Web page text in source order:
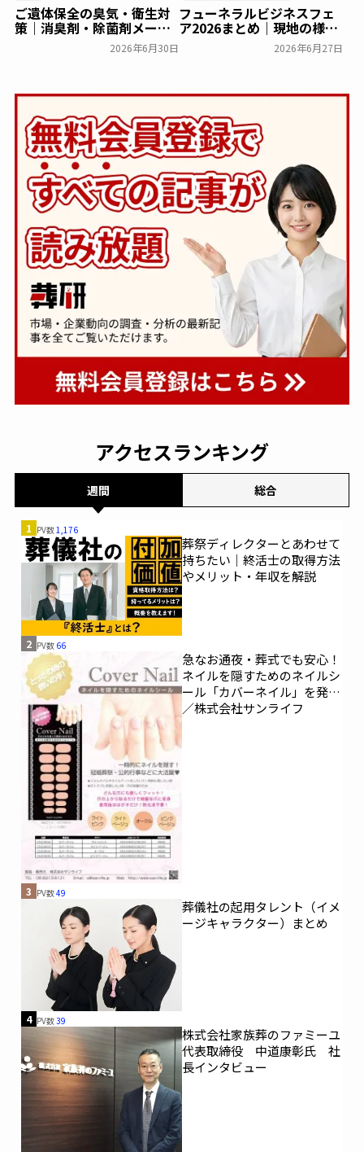
ご遺体保全の臭気・衛生対
策｜消臭剤・除菌剤メーカ
ー9社の特徴を解説2026年6月30日
フューネラルビジネスフェ
ア2026まとめ｜現地の様子
や来場者数などを紹介2026年6月27日
アクセスランキング
週間 総合
1 PV数1,176
葬祭ディレクターとあわせて
持ちたい｜終活士の取得方法
やメリット・年収を解説
2 PV数 66
急なお通夜・葬式でも安心！
ネイルを隠すためのネイルシ
ール「カバーネイル」を発売
／株式会社サンライフ
3 PV数49
葬儀社の起用タレント（イメ
ージキャラクター）まとめ
4 PV数39
株式会社家族葬のファミーユ
代表取締役 中道康彰氏 社
長インタビュー